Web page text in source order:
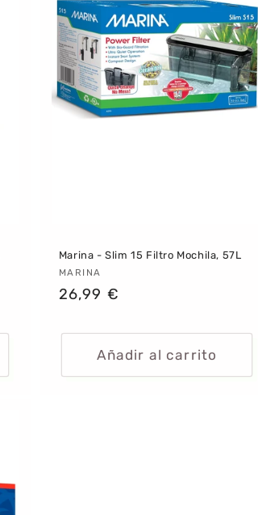
Marina - Slim 15 Filtro Mochila, 57L
Proveedor:
MARINA
Precio
26,99 €
Añadir al carrito